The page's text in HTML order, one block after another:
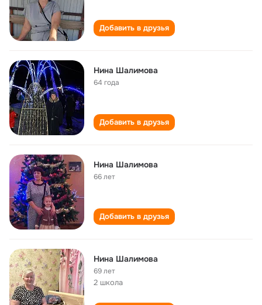
Добавить в друзья
Нина Шалимова
64 года
Добавить в друзья
Нина Шалимова
66 лет
Добавить в друзья
Нина Шалимова
69 лет
2 школа